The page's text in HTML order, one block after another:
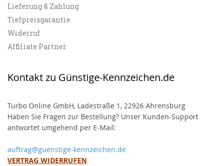
Lieferung & Zahlung
Tiefpreisgarantie
Widerruf
Affiliate Partner
Kontakt zu Günstige-Kennzeichen.de
Turbo Online GmbH, Ladestraße 1, 22926 Ahrensburg
Haben Sie Fragen zur Bestellung? Unser Kunden-Support
antwortet umgehend per E-Mail:
auftrag@guenstige-kennzeichen.de
VERTRAG WIDERRUFEN